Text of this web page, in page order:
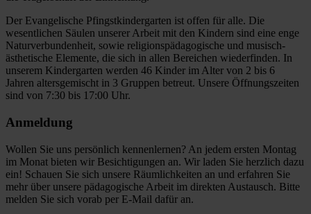
Der Evangelische Pfingstkindergarten ist offen für alle. Die
wesentlichen Säulen unserer Arbeit mit den Kindern sind eine enge
Naturverbundenheit, sowie religionspädagogische und musisch-
ästhetische Elemente, die sich in allen Bereichen wiederfinden. In
unserem Kindergarten werden 46 Kinder im Alter von 2 bis 6
Jahren altersgemischt in 3 Gruppen betreut. Unsere Öffnungszeiten
sind von 7:30 bis 17:00 Uhr.
Anmeldung
Wollen Sie uns persönlich kennenlernen? An jedem ersten Montag
im Monat bieten wir Besichtigungen an. Wir laden Sie herzlich dazu
ein! Schauen Sie sich unsere Räumlichkeiten an und erfahren Sie
mehr über unsere pädagogische Arbeit im direkten Austausch. Bitte
melden Sie sich vorab per E-Mail dafür an.